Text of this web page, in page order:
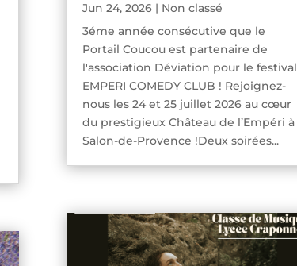
Jun 24, 2026| Non classé
3éme année consécutive que le
Portail Coucou est partenaire de
l'association Déviation pour le festival
EMPERI COMEDY CLUB ! Rejoignez-
nous les 24 et 25 juillet 2026 au cœur
du prestigieux Château de l’Empéri à
Salon-de-Provence !Deux soirées...